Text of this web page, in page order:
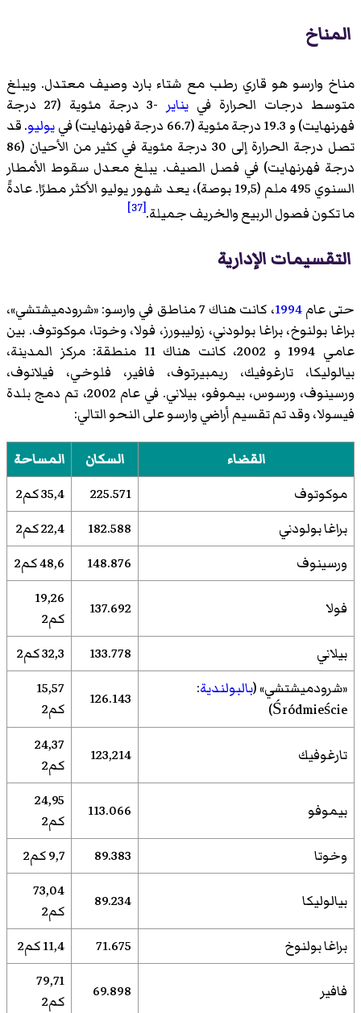
المناخ
مناخ وارسو هو قاري رطب مع شتاء بارد وصيف معتدل. ويبلغ
متوسط درجات الحرارة في يناير
-3 درجة مئوية (27 درجة
فهرنهايت) و 19.3 درجة مئوية (66.7 درجة فهرنهايت) في
يوليو. قد
تصل درجة الحرارة إلى 30 درجة مئوية في كثير من الأحيان (86
درجة فهرنهايت) في فصل الصيف. يبلغ معدل سقوط الأمطار
السنوي 495 ملم (19,5 بوصة)، يعد شهور يوليو الأكثر مطرًا. عادةً
ما تكون فصول الربيع والخريف جميلة.[37]
التقسيمات الإدارية
حتى عام1994
، كانت هناك 7 مناطق في وارسو: «شرودميشتشي»،
براغا بولنوخ، براغا بولودني، زوليبورز، فولا، وخوتا، موكوتوف. بين
عامي 1994 و 2002، كانت هناك 11 منطقة: مركز المدينة،
بيالوليكا، تارغوفيك، ريمبيرتوف، فافير، فلوخي، فيلانوف،
ورسينوف، ورسوس، بيموفو، بيلاني. في عام 2002، تم دمج بلدة
فيسولا، وقد تم تقسيم أراضي وارسو على النحو التالي:
القضاء السكان
المساحة
موكوتوف
225.571
35,4 كم2
براغا بولودني
182.588
22,4 كم2
ورسينوف
148.876 48,6 كم2
فولا 137.692
19,26
كم2
بيلاني
133.778
32,3 كم2
«شرودميشتشي» (بالبولندية:
Śródmieście)
126.143
15,57
كم2
تارغوفيك 123,214
24,37
كم2
بيموفو 113.066
24,95
كم2
وخوتا
89.383 9,7 كم2
بيالوليكا 89.234
73,04
كم2
براغا بولنوخ
71.675 11,4 كم2
فافير 69.898
79,71
كم2